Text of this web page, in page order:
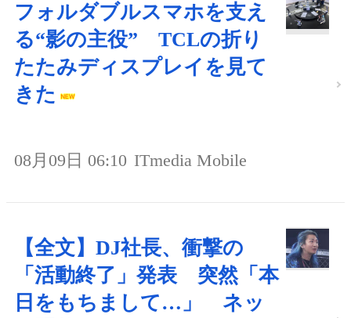
フォルダブルスマホを支え
る“影の主役” TCLの折り
たたみディスプレイを見て
きた
08月09日 06:10 ITmedia Mobile
【全文】DJ社長、衝撃の
「活動終了」発表 突然「本
日をもちまして…」 ネッ